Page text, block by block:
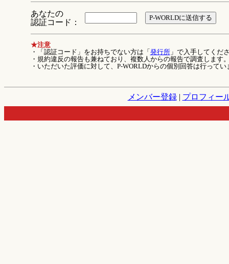
あなたの
認証コード：
★注意
・「認証コード」をお持ちでない方は「 発行所」で入手してくだ
・規約違反の報告も兼ねており、複数人からの報告で調査します
・いただいた評価に対して、P-WORLDからの個別回答は行ってい
メンバー登録| プロフィー